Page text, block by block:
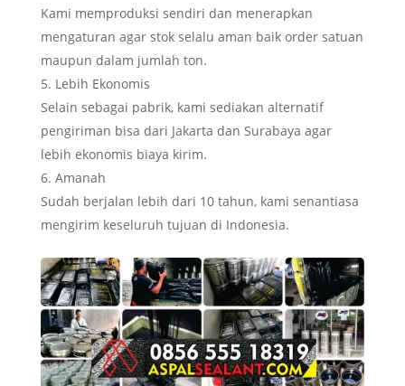
Kami memproduksi sendiri dan menerapkan
mengaturan agar stok selalu aman baik order satuan
maupun dalam jumlah ton.
Lebih Ekonomis
Selain sebagai pabrik, kami sediakan alternatif
pengiriman bisa dari Jakarta dan Surabaya agar
lebih ekonomis biaya kirim.
Amanah
Sudah berjalan lebih dari 10 tahun, kami senantiasa
mengirim keseluruh tujuan di Indonesia.